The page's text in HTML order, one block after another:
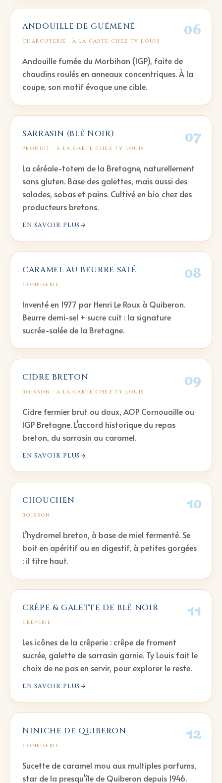
06
ANDOUILLE DE GUÉMENÉ
CHARCUTERIE · À LA CARTE CHEZ TY LOUIS
Andouille fumée du Morbihan (IGP), faite de
chaudins roulés en anneaux concentriques. À la
coupe, son motif évoque une cible.
07
SARRASIN (BLÉ NOIR)
PRODUIT · À LA CARTE CHEZ TY LOUIS
La céréale-totem de la Bretagne, naturellement
sans gluten. Base des galettes, mais aussi des
salades, sobas et pains. Cultivé en bio chez des
producteurs bretons.
EN SAVOIR PLUS
08
CARAMEL AU BEURRE SALÉ
CONFISERIE
Inventé en 1977 par Henri Le Roux à Quiberon.
Beurre demi-sel + sucre cuit : la signature
sucrée-salée de la Bretagne.
09
CIDRE BRETON
BOISSON · À LA CARTE CHEZ TY LOUIS
Cidre fermier brut ou doux, AOP Cornouaille ou
IGP Bretagne. L’accord historique du repas
breton, du sarrasin au caramel.
EN SAVOIR PLUS
10
CHOUCHEN
BOISSON
L’hydromel breton, à base de miel fermenté. Se
boit en apéritif ou en digestif, à petites gorgées
: il titre haut.
11
CRÊPE & GALETTE DE BLÉ NOIR
CRÊPERIE
Les icônes de la crêperie : crêpe de froment
sucrée, galette de sarrasin garnie. Ty Louis fait le
choix de ne pas en servir, pour explorer le reste.
EN SAVOIR PLUS
12
NINICHE DE QUIBERON
CONFISERIE
Sucette de caramel mou aux multiples parfums,
star de la presqu’île de Quiberon depuis 1946.